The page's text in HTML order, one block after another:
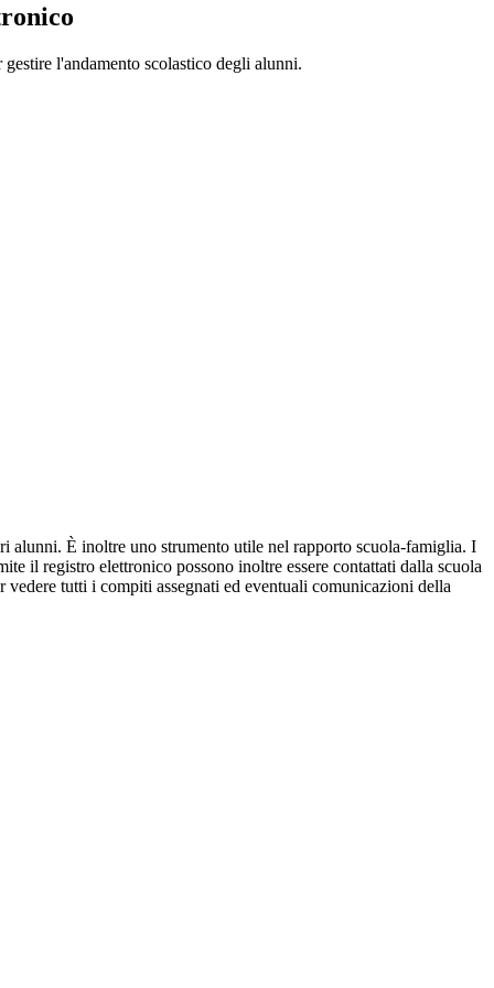
l'andamento scolastico degli alunni.
alunni. È inoltre uno strumento utile nel rapporto scuola-famiglia. I
il registro elettronico possono inoltre essere contattati dalla scuola
tutti i compiti assegnati ed eventuali comunicazioni della